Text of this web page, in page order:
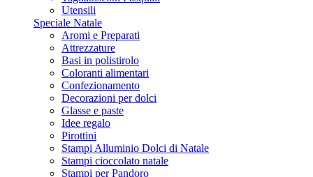
Utensili
Speciale Natale
Aromi e Preparati
Attrezzature
Basi in polistirolo
Coloranti alimentari
Confezionamento
Decorazioni per dolci
Glasse e paste
Idee regalo
Pirottini
Stampi Alluminio Dolci di Natale
Stampi cioccolato natale
Stampi per Pandoro